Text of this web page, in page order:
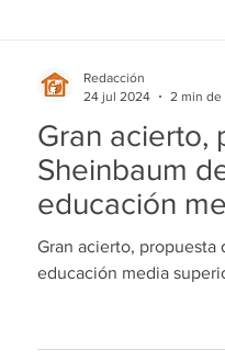
Guanajuato
Zitácuaro México
Gran acierto,
Sheinbaum
educación
superior
Gran acierto, propuesta
educación media
Redacción
24 jul 2024
2 min